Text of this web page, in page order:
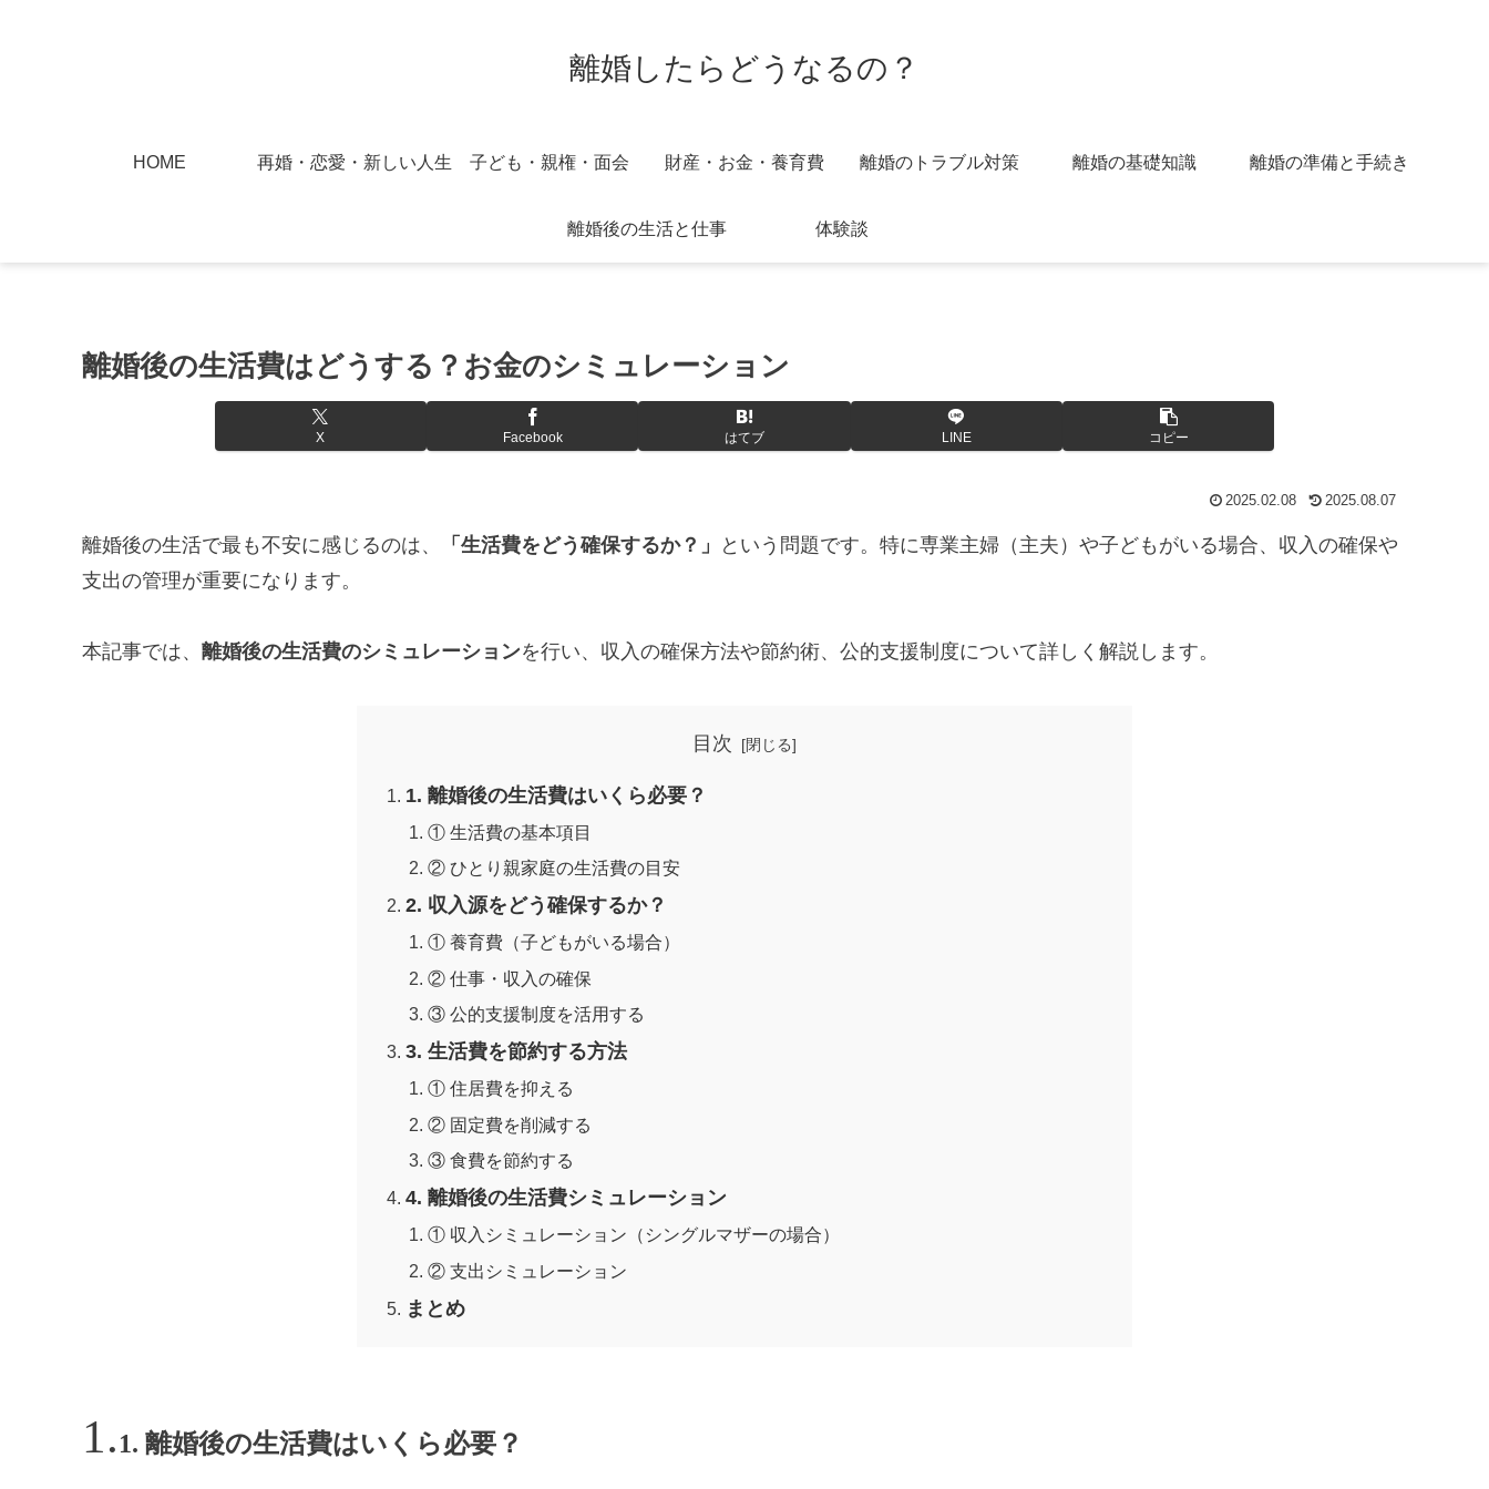
離婚したらどうなるの？
HOME 再婚・恋愛・新しい人生 子ども・親権・面会 財産・お金・養育費 離婚のトラブル対策 離婚の基礎知識 離婚の準備と手続き
離婚後の生活と仕事 体験談
離婚後の生活費はどうする？お金のシミュレーション
X Facebook はてブ LINE コピー
2025.02.08 2025.08.07
離婚後の生活で最も不安に感じるのは、 「生活費をどう確保するか？」
という問題です。特に専業主婦（主夫）や子どもがいる場合、収入の確保や
支出の管理が重要になります。
本記事では、 離婚後の生活費のシミュレーションを行い、収入の確保方法や節約術、公的支援制度について詳しく解説します。
目次
1. 離婚後の生活費はいくら必要？
① 生活費の基本項目
② ひとり親家庭の生活費の目安
2. 収入源をどう確保するか？
① 養育費（子どもがいる場合）
② 仕事・収入の確保
③ 公的支援制度を活用する
3. 生活費を節約する方法
① 住居費を抑える
② 固定費を削減する
③ 食費を節約する
4. 離婚後の生活費シミュレーション
① 収入シミュレーション（シングルマザーの場合）
② 支出シミュレーション
まとめ
1. 離婚後の生活費はいくら必要？